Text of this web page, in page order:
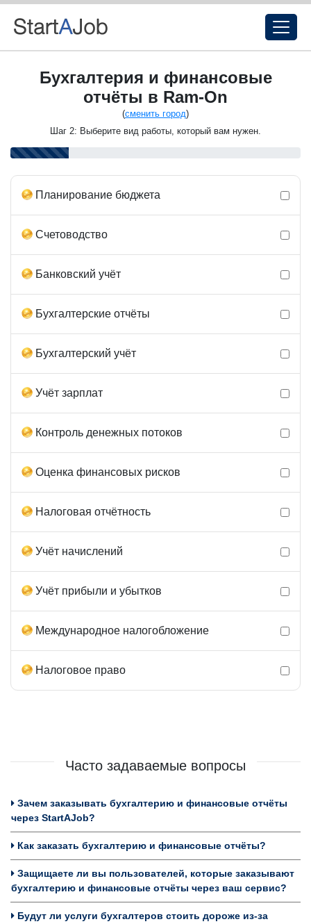
Бухгалтерия и финансовые
отчёты в Ram-On
(сменить город)
Шаг 2: Выберите вид работы, который вам нужен.
Планирование бюджета
Счетоводство
Банковский учёт
Бухгалтерские отчёты
Бухгалтерский учёт
Учёт зарплат
Контроль денежных потоков
Оценка финансовых рисков
Налоговая отчётность
Учёт начислений
Учёт прибыли и убытков
Международное налогобложение
Налоговое право
Часто задаваемые вопросы
Зачем заказывать бухгалтерию и финансовые отчёты
через StartAJob?
Как заказать бухгалтерию и финансовые отчёты?
Защищаете ли вы пользователей, которые заказывают
бухгалтерию и финансовые отчёты через ваш сервис?
Будут ли услуги бухгалтеров стоить дороже из-за